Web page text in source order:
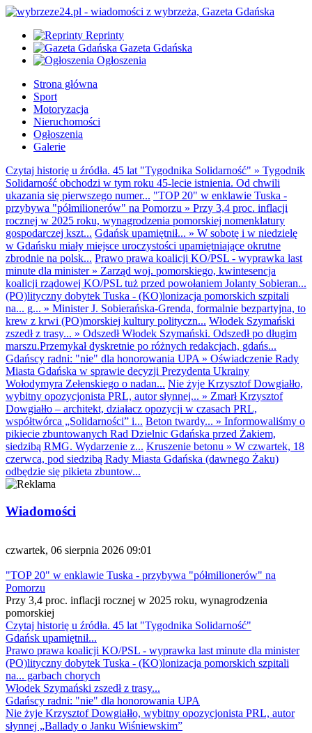
Reprinty
Gazeta Gdańska
Ogłoszenia
Strona główna
Sport
Motoryzacja
Nieruchomości
Ogłoszenia
Galerie
Czytaj historię u źródła. 45 lat "Tygodnika Solidarność" » Tygodnik
Solidarność obchodzi w tym roku 45-lecie istnienia. Od chwili
ukazania się pierwszego numer... "TOP 20" w enklawie Tuska -
przybywa "półmilionerów" na Pomorzu » Przy 3,4 proc. inflacji
rocznej w 2025 roku, wynagrodzenia pomorskiej nomenklatury
gospodarczej kszt... Gdańsk upamiętnił... » W sobotę i w niedzielę
w Gdańsku miały miejsce uroczystości upamiętniające okrutne
zbrodnie na polsk... Prawo prawa koalicji KO/PSL - wyprawka last
minute dla minister» Zarząd woj. pomorskiego, kwintesencja
koalicji rządowej KO/PSL tuż przed powołaniem Jolanty Sobieran...
(PO)lityczny dobytek Tuska - (KO)lonizacja pomorskich szpitali
na... g... » Minister J. Sobierańska-Grenda, formalnie bezpartyjna, to
krew z krwi (PO)morskiej kultury polityczn... Włodek Szymański
zszedł z trasy... » Odszedł Włodek Szymański. Odszedł po długim
marszu.Przemykał dyskretnie po różnych redakcjach, gdańs...
Gdańscy radni: "nie" dla honorowania UPA » Oświadczenie Rady
Miasta Gdańska w sprawie decyzji Prezydenta Ukrainy
Wołodymyra Zełenskiego o nadan... Nie żyje Krzysztof Dowgiałło,
wybitny opozycjonista PRL, autor słynnej... » Zmarł Krzysztof
Dowgiałło – architekt, działacz opozycji w czasach PRL,
współtwórca „Solidarności” i... Beton twardy... » Informowaliśmy o
pikiecie zbuntowanych Rad Dzielnic Gdańska przed Żakiem,
siedzibą RMG. Wydarzenie z... Kruszenie betonu » W czwartek, 18
czerwca, pod siedzibą Rady Miasta Gdańska (dawnego Żaku)
odbędzie się pikieta zbuntow...
Wiadomości
czwartek, 06 sierpnia 2026 09:01
"TOP 20" w enklawie Tuska - przybywa "półmilionerów" na
Pomorzu
Przy 3,4 proc. inflacji rocznej w 2025 roku, wynagrodzenia
pomorskiej
Czytaj historię u źródła. 45 lat "Tygodnika Solidarność"
Gdańsk upamiętnił...
Prawo prawa koalicji KO/PSL - wyprawka last minute dla minister
(PO)lityczny dobytek Tuska - (KO)lonizacja pomorskich szpitali
na... garbach chorych
Włodek Szymański zszedł z trasy...
Gdańscy radni: "nie" dla honorowania UPA
Nie żyje Krzysztof Dowgiałło, wybitny opozycjonista PRL, autor
słynnej „Ballady o Janku Wiśniewskim”